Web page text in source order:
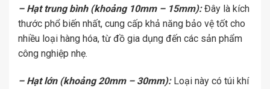
– Hạt trung bình (khoảng 10mm – 15mm): Đây là kích
thước phổ biến nhất, cung cấp khả năng bảo vệ tốt cho
nhiều loại hàng hóa, từ đồ gia dụng đến các sản phẩm
công nghiệp nhẹ.
– Hạt lớn (khoảng 20mm – 30mm):Loại này có túi khí